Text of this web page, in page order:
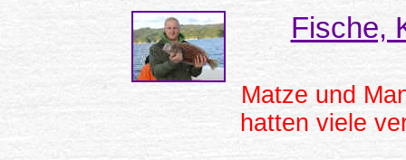
Fische,
Matze und
hatten viele